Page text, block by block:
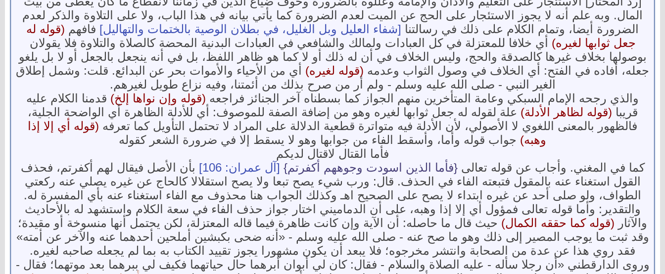
المال. وبه علم أنه لا يجوز الاستئجار على الحج عن الميت لعدم الضرورة كما يأتي بيانه في هذا الباب، ولا على التلاوة والذكر لعدم
الضرورة أيضا، وتمام الكلام على ذلك في رسالتنا [شفاء العليل وبل الغليل، في بطلان الوصية بالختمات والتهاليل] فافهم (قوله له
جعل ثوابها لغيره) أي خلافا للمعتزلة في كل العبادات ولمالك والشافعي في العبادات البدنية المحضة كالصلاة والتلاوة فلا يقولان
بوصولها بخلاف غيرها كالصدقة والحج، وليس الخلاف في أن له ذلك أو لا كما هو ظاهر اللفظ، بل في أنه ينجعل بالجعل أو لا بل يلغو
جعله، أفاده في الفتح: أي الخلاف في وصول الثواب وعدمه (قوله لغيره) أي من الأحياء والأموات بحر عن البدائع. قلت: وشمل إطلاق
الغير النبي - صلى الله عليه وسلم - ولم أر من صرح بذلك من أئمتنا، وفيه نزاع طويل لغيرهم.
والذي رجحه الإمام السبكي وعامة المتأخرين منهم الجواز كما بسطناه آخر الجنائز فراجعه (قوله وإن نواها إلخ) قدمنا الكلام عليه
قريبا (قوله لظاهر الأدلة) علة لقوله له جعل ثوابها لغيره وهو من إضافة الصفة للموصوف: أي للأدلة الظاهرة أي الواضحة الجلية،
فالظهور بالمعنى اللغوي لا الأصولي، لأن الأدلة فيه متواترة قطعية الدلالة على المراد لا تحتمل التأويل كما تعرفه (قوله أي إلا إذا
وهبه) جواب قوله وأما، وأسقط الفاء من جوابها وهو لا يسقط إلا في ضرورة الشعر كقوله
فأما القتال لاقتال لديكم
كما في المغني. وأجاب عن قوله تعالى{فأما الذين اسودت وجوههم أكفرتم} [آل عمران: 106]
بأن الأصل فيقال لهم أكفرتم، فحذف
القول استغناء عنه بالمقول فتبعته الفاء في الحذف. قال: ورب شيء يصح تبعا ولا يصح استقلالا كالحاج عن غيره يصلي عنه ركعتي
الطواف، ولو صلى أحد عن غيره ابتداء لا يصح على الصحيح اهـ وكذلك الجواب هنا محذوف مع الفاء استغناء عنه بأي المفسرة له.
والتقدير: وأما قوله تعالى فمؤول أي إلا إذا وهبه، على أن الدماميني اختار جواز حذف الفاء في سعة الكلام واستشهد له بالأحاديث
والآثار (قوله كما حققه الكمال) حيث قال ما حاصله: أن الآية وإن كانت ظاهرة فيما قاله المعتزلة، لكن يحتمل أنها منسوخة أو مقيدة؛
وقد ثبت ما يوجب المصير إلى ذلك وهو ما صح عنه - صلى الله عليه وسلم - «أنه ضحى بكبشين أملحين أحدهما عنه والآخر عن أمته»
فقد روي هذا عن عدة من الصحابة وانتشر مخرجوه؛ فلا يبعد أن يكون مشهورا يجوز تقييد الكتاب به بما لم يجعله صاحبه لغيره.
وروى الدارقطني «أن رجلا سأله - عليه الصلاة والسلام - فقال: كان لي أبوان أبرهما حال حياتهما فكيف لي ببرهما بعد موتهما؛ فقال -